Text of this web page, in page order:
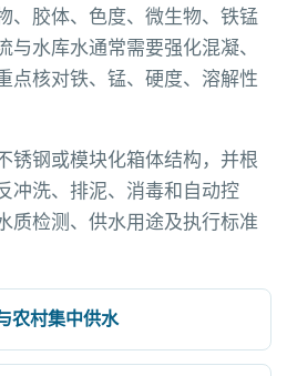
、胶体、色度、微生物、铁锰
与水库水通常需要强化混凝、
点核对铁、锰、硬度、溶解性
锈钢或模块化箱体结构，并根
冲洗、排泥、消毒和自动控
质检测、供水用途及执行标准
农村集中供水